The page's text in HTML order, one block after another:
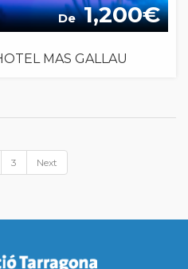
De 1,200
MAS GALLAU
3 Next